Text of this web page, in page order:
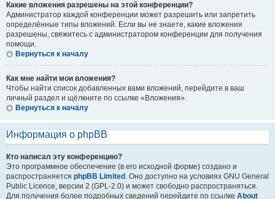
Какие вложения разрешены на этой конференции?
Администратор каждой конференции может разрешить или запретить
определённые типы вложений. Если вы не знаете, какие вложения
разрешены, свяжитесь с администратором конференции для получения
помощи.
Вернуться к началу
Как мне найти мои вложения?
Чтобы найти список добавленных вами вложений, перейдите в ваш
личный раздел и щёлкните по ссылке «Вложения».
Вернуться к началу
Информация о phpBB
Кто написал эту конференцию?
Это программное обеспечение (в его исходной форме) создано и
распространяется phpBB Limited . Оно доступно на условиях GNU General
Public Licence, версии 2 (GPL-2.0) и может свободно распространяться.
Для получения более подробных сведений перейдите по ссылке About